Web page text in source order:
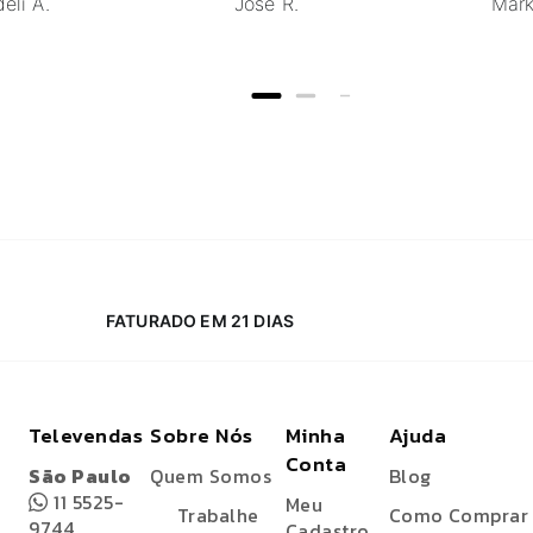
FATURADO EM 21 DIAS
Televendas
São Paulo
11 5525-
Sobre Nós
Quem Somos
Trabalhe
Minha
Conta
Meu
Ajuda
Blog
Como Comprar